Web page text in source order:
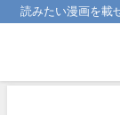
読みたい漫画を載